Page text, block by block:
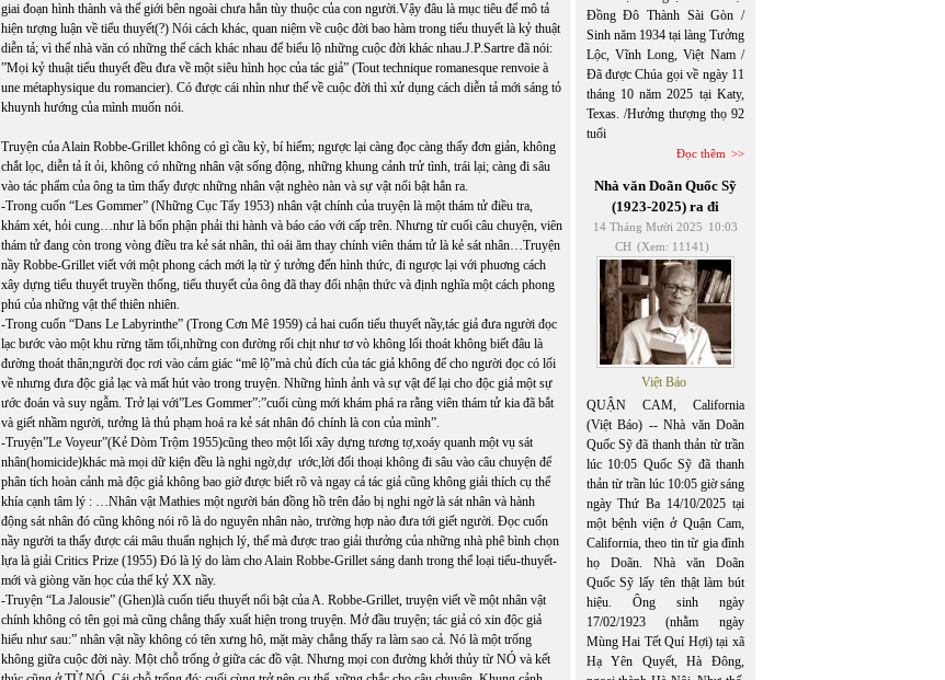
giai đoạn hình thành và thế giới bên ngoài chưa hẳn tùy thuộc của con người.Vậy đâu là mục tiêu để mô tả
hiện tượng luận về tiểu thuyết(?) Nói cách khác, quan niệm về cuộc đời bao hàm trong tiểu thuyết là kỷ thuật
diễn tả; vì thế nhà văn có những thể cách khác nhau để biểu lộ những cuộc đời khác nhau.J.P.Sartre đã nói:
”Mọi kỷ thuật tiểu thuyết đều đưa về một siêu hình học của tác giả” (Tout technique romanesque renvoie à
une métaphysique du romancier). Có được cái nhìn như thế về cuộc đời thì xử dụng cách diễn tả mới sáng tỏ
khuynh hướng của mình muốn nói.
Truyện của Alain Robbe-Grillet không có gì cầu kỳ, bí hiểm; ngược lại càng đọc càng thấy đơn giản, không
chắt lọc, diễn tả ít ỏi, không có những nhân vật sống động, những khung cảnh trử tình, trái lại; càng đi sâu
vào tác phẩm của ông ta tìm thấy được những nhân vật nghèo nàn và sự vật nổi bật hẳn ra.
-Trong cuốn “Les Gommer” (Những Cục Tẩy 1953) nhân vật chính của truyện là một thám tử điều tra,
khám xét, hỏi cung…như là bổn phận phải thi hành và báo cáo với cấp trên. Nhưng từ cuối câu chuyện, viên
thám tử đang còn trong vòng điều tra kẻ sát nhân, thì oái ăm thay chính viên thám tử là kẻ sát nhân…Truyện
nầy Robbe-Grillet viết với một phong cách mới lạ từ ý tưởng đến hình thức, đi ngược lại với phuơng cách
xây dựng tiểu thuyết truyền thống, tiểu thuyết của ông đã thay đổi nhận thức và định nghĩa một cách phong
phú của những vật thể thiên nhiên.
-Trong cuốn “Dans Le Labyrinthe” (Trong Cơn Mê 1959) cả hai cuốn tiểu thuyết nầy,tác giả đưa người đọc
lạc bước vào một khu rừng tăm tối,những con đường rối chịt như tơ vò không lối thoát không biết đâu là
đường thoát thân;người đọc rơi vào cảm giác “mê lộ”mà chủ đích của tác giả không để cho người đọc có lối
về nhưng đưa độc giả lạc và mất hút vào trong truyện. Những hình ảnh và sự vật để lại cho độc giả một sự
ước đoán và suy ngẫm. Trở lại với”Les Gommer”:”cuối cùng mới khám phá ra rằng viên thám tử kia đã bắt
và giết nhầm người, tưởng là thủ phạm hoá ra kẻ sát nhân đó chính là con của mình”.
-Truyện”Le Voyeur”(Kẻ Dòm Trộm 1955)cũng theo một lối xây dựng tương tợ,xoáy quanh một vụ sát
nhân(homicide)khác mà mọi dữ kiện đều là nghi ngờ,dự ước,lời đối thoại không đi sâu vào câu chuyện để
phân tích hoàn cảnh mà độc giả không bao giờ được biết rõ và ngay cả tác giả cũng không giải thích cụ thể
khía cạnh tâm lý : …Nhân vật Mathies một người bán đồng hồ trên đảo bị nghi ngờ là sát nhân và hành
động sát nhân đó cũng không nói rõ là do nguyên nhân nào, trường hợp nào đưa tới giết người. Đọc cuốn
nầy người ta thấy được cái mâu thuẩn nghịch lý, thế mà được trao giải thưởng của những nhà phê bình chọn
lựa là giải Critics Prize (1955) Đó là lý do làm cho Alain Robbe-Grillet sáng danh trong thể loại tiểu-thuyết-
mới và giòng văn học của thế kỷ XX nầy.
-Truyện “La Jalousie” (Ghen)là cuốn tiểu thuyết nổi bật của A. Robbe-Grillet, truyện viết về một nhân vật
chính không có tên gọi mà cũng chẳng thấy xuất hiện trong truyện. Mở đầu truyện; tác giả có xin độc giả
hiểu như sau:” nhân vật nầy không có tên xưng hô, mặt mày chẳng thấy ra làm sao cả. Nó là một trống
không giữa cuộc đời này. Một chỗ trống ở giữa các đồ vật. Nhưng mọi con đường khởi thủy từ NÓ và kết
Đồng Đô Thành Sài Gòn /
Sinh năm 1934 tại làng Tưởng
Lộc, Vĩnh Long, Việt Nam /
Đã được Chúa gọi về ngày 11
tháng 10 năm 2025 tại Katy,
Texas. /Hưởng thượng thọ 92
tuổi
Đọc thêm
Nhà văn Doãn Quốc Sỹ
(1923-2025) ra đi
14 Tháng Mười 2025 10:03
CH (Xem: 11141)
Việt Báo
QUẬN CAM, California
(Việt Báo) -- Nhà văn Doãn
Quốc Sỹ đã thanh thản từ trần
lúc 10:05 Quốc Sỹ đã thanh
thản từ trần lúc 10:05 giờ sáng
ngày Thứ Ba 14/10/2025 tại
một bệnh viện ở Quận Cam,
California, theo tin từ gia đình
họ Doãn. Nhà văn Doãn
Quốc Sỹ lấy tên thật làm bút
hiệu. Ông sinh ngày
17/02/1923 (nhằm ngày
Mùng Hai Tết Quí Hợi) tại xã
Hạ Yên Quyết, Hà Đông,